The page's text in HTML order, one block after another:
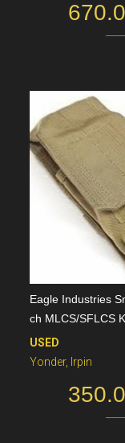
Eagle Industries
ch MLCS/SFLCS
USED
Yonder, Irpin